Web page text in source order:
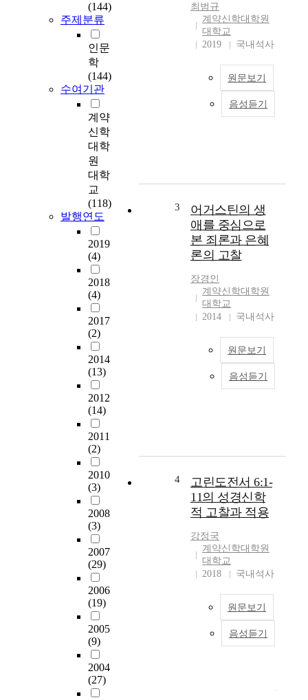
(144)
주제분류
인문
학
(144)
수여기관
계약
신학
대학
원
대학
교
(118)
발행연도
2019
(4)
2018
(4)
2017
(2)
2014
(13)
2012
(14)
2011
(2)
2010
(3)
2008
(3)
2007
(29)
2006
(19)
2005
(9)
2004
(27)
최범규
계약신학대학원
대학교
2019
국내석사
원문보기
음성듣기
3
어거스틴의 생
애를 중심으로
본 죄론과 은혜
론의 고찰
장경인
계약신학대학원
대학교
2014
국내석사
원문보기
음성듣기
4
고린도전서 6:1-
11의 성경신학
적 고찰과 적용
강정국
계약신학대학원
대학교
2018
국내석사
원문보기
음성듣기
“